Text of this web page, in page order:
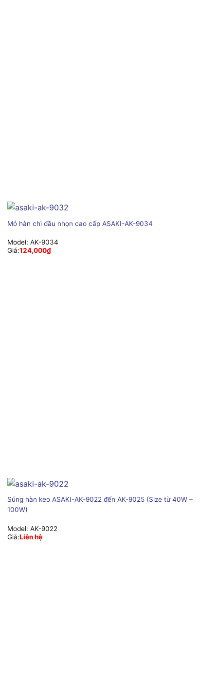
Mỏ hàn chì đầu nhọn cao cấp ASAKI-AK-9034
Model: AK-9034
Giá:124,000₫
Súng hàn keo ASAKI-AK-9022 đến AK-9025 (Size từ 40W –
100W)
Model: AK-9022
Giá:Liên hệ